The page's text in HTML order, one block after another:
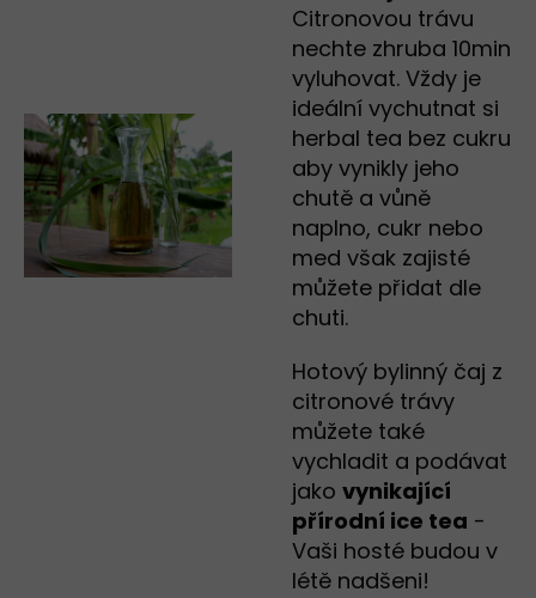
Citronovou trávu
nechte zhruba 10min
vyluhovat. Vždy je
ideální vychutnat si
herbal tea bez cukru
aby vynikly jeho
chutě a vůně
naplno, cukr nebo
med však zajisté
můžete přidat dle
chuti.
Hotový bylinný čaj z
citronové trávy
můžete také
vychladit a podávat
jako vynikající
přírodní ice tea -
Vaši hosté budou v
létě nadšeni!